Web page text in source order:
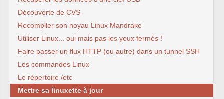
Découverte de CVS
Recompiler son noyau Linux Mandrake
Utiliser Linux... oui mais pas les yeux fermés !
Faire passer un flux HTTP (ou autre) dans un tunnel SSH
Les commandes Linux
Le répertoire /etc
Mettre sa linuxette à jour